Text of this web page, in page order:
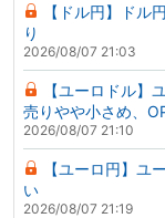
【ドル円】ド
り
2026/08/07 21:03
【ユーロドル
売りやや小さめ、
2026/08/07 21:10
【ユーロ円】
い
2026/08/07 21:19